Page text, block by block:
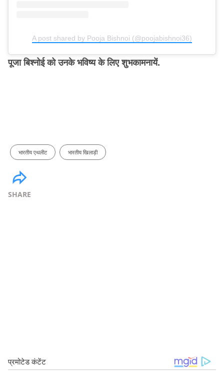
A post shared by Pooja Bishnoi (@poojabishnoi36)
पूजा बिश्नोई को उनके भविष्य के लिए शुभकामनायें.
भारतीय एथलीट भारतीय खिलाड़ी
SHARE